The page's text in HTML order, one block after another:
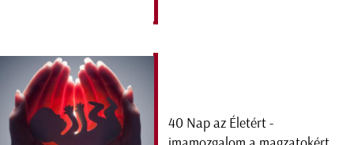
40 Nap az Életért -